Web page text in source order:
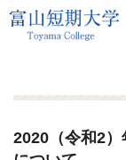
2020（令和2